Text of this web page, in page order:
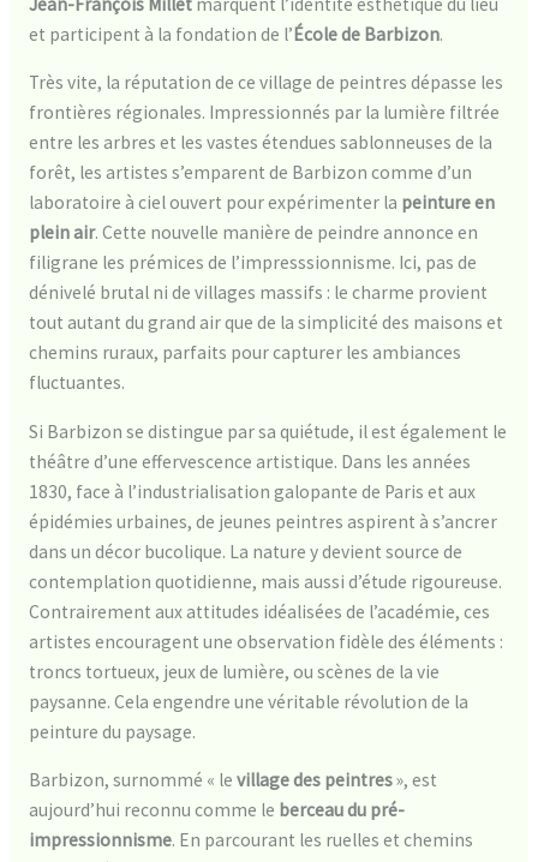
et participent à la fondation de l’École de Barbizon.
Très vite, la réputation de ce village de peintres dépasse les
frontières régionales. Impressionnés par la lumière filtrée
entre les arbres et les vastes étendues sablonneuses de la
forêt, les artistes s’emparent de Barbizon comme d’un
laboratoire à ciel ouvert pour expérimenter la peinture en
plein air. Cette nouvelle manière de peindre annonce en
filigrane les prémices de l’impresssionnisme. Ici, pas de
dénivelé brutal ni de villages massifs : le charme provient
tout autant du grand air que de la simplicité des maisons et
chemins ruraux, parfaits pour capturer les ambiances
fluctuantes.
Si Barbizon se distingue par sa quiétude, il est également le
théâtre d’une effervescence artistique. Dans les années
1830, face à l’industrialisation galopante de Paris et aux
épidémies urbaines, de jeunes peintres aspirent à s’ancrer
dans un décor bucolique. La nature y devient source de
contemplation quotidienne, mais aussi d’étude rigoureuse.
Contrairement aux attitudes idéalisées de l’académie, ces
artistes encouragent une observation fidèle des éléments :
troncs tortueux, jeux de lumière, ou scènes de la vie
paysanne. Cela engendre une véritable révolution de la
peinture du paysage.
Barbizon, surnommé « le village des peintres», est
aujourd’hui reconnu comme le berceau du pré-
impressionnisme. En parcourant les ruelles et chemins